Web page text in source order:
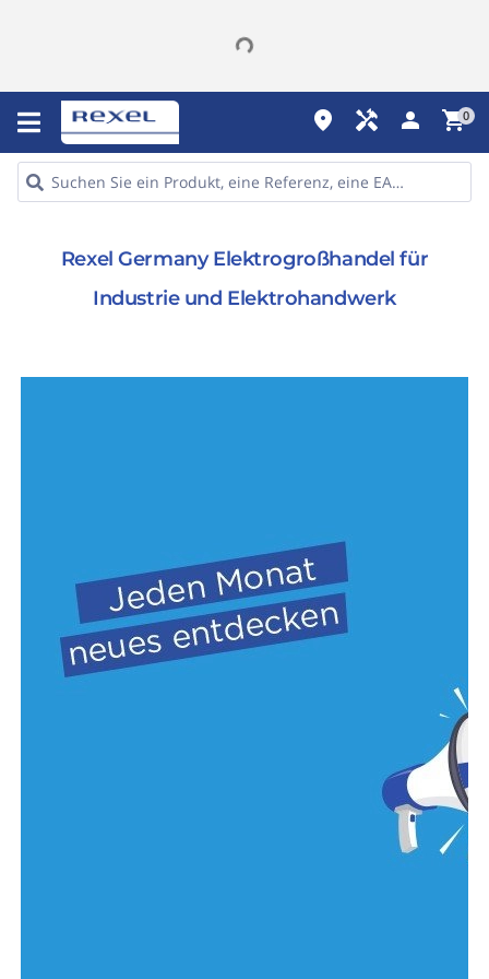
place handyman person shopping_cart0
Rexel Germany Elektrogroßhandel für
Industrie und Elektrohandwerk